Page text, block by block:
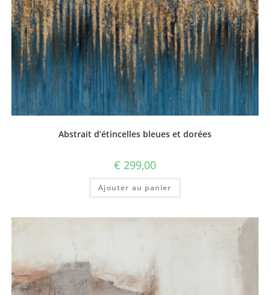
Abstrait d’étincelles bleues et dorées
€ 299,00
Ajouter au panier